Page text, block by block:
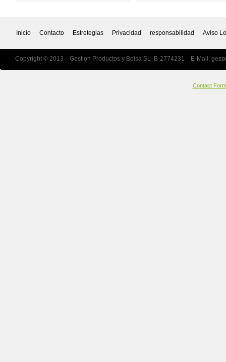
Inicio Contacto Estretegias Privacidad responsabilidad Aviso
Copyright © 2013 Gestion Productos y Bolsa SL B-2774231 E-Mail:
Contact Form